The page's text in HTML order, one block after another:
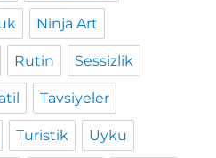
Ninja Art
Rutin Sessizlik
Tavsiyeler
Turistik Uyku